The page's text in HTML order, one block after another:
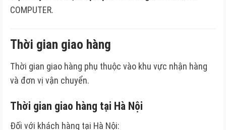
COMPUTER.
Thời gian giao hàng
Thời gian giao hàng phụ thuộc vào khu vực nhận hàng
và đơn vị vận chuyển.
Thời gian giao hàng tại Hà Nội
Đối với khách hàng tại Hà Nội: